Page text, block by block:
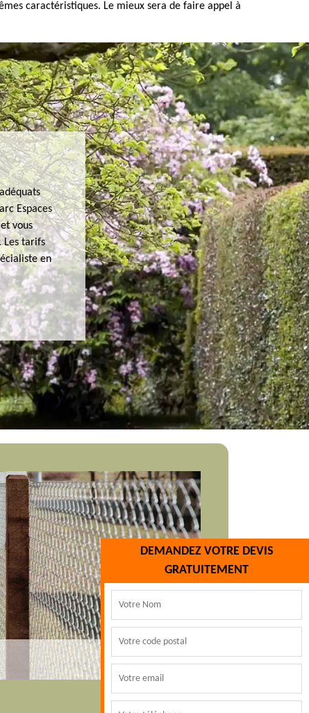
DEMANDEZ VOTRE DEVIS
GRATUITEMENT
caractéristiques. Le mieux sera de faire appel à
Espaces
vous
Les tarifs
en